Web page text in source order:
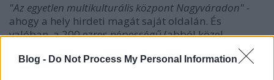
Blog - Do Not Process My Personal Information
"Az egyetlen multikulturális központ Nagyváradon" -
ahogy a hely hirdeti magát saját oldalán. És
valóban, a 200 ezres népességű (abból közel
ötvenezer magyar ajkú), patináját bizonyos részein
szépen őrző nagyvárosban a rendszerváltás után